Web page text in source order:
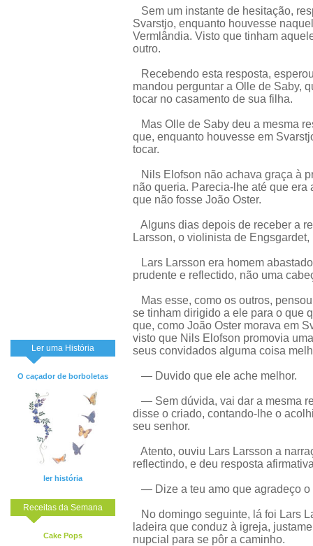
Ler uma História
O caçador de borboletas
ler história
Receitas da Semana
Cake Pops
Sem um instante de hesitação,
Svarstjo, enquanto houvesse
Vermlândia. Visto que tinham
outro.
Recebendo esta resposta,
mandou perguntar a Olle de Saby,
tocar no casamento de sua filha.
Mas Olle de Saby deu a mesma
que, enquanto houvesse em
tocar.
Nils Elofson não achava graça à
não queria. Parecia-lhe até que
que não fosse João Oster.
Alguns dias depois de receber a
Larsson, o violinista de
Lars Larsson era homem
prudente e reflectido, não uma
Mas esse, como os outros,
se tinham dirigido a ele para o que
que, como João Oster morava em
visto que Nils Elofson promovia
seus convidados alguma coisa
— Duvido que ele ache melhor.
— Sem dúvida, vai dar a mesma
disse o criado, contando-lhe o
seu senhor.
Atento, ouviu Lars Larsson a
reflectindo, e deu resposta
— Dize a teu amo que agradeço o
No domingo seguinte, lá foi Lars
ladeira que conduz à igreja,
nupcial para se pôr a caminho.